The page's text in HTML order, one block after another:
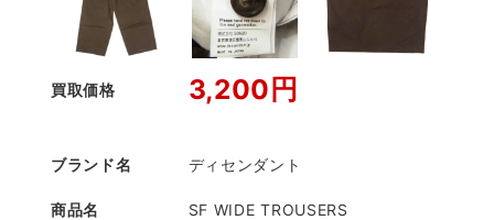
買取価格 3,200円
ブランド名 ディセンダント
商品名 SF WIDE TROUSERS